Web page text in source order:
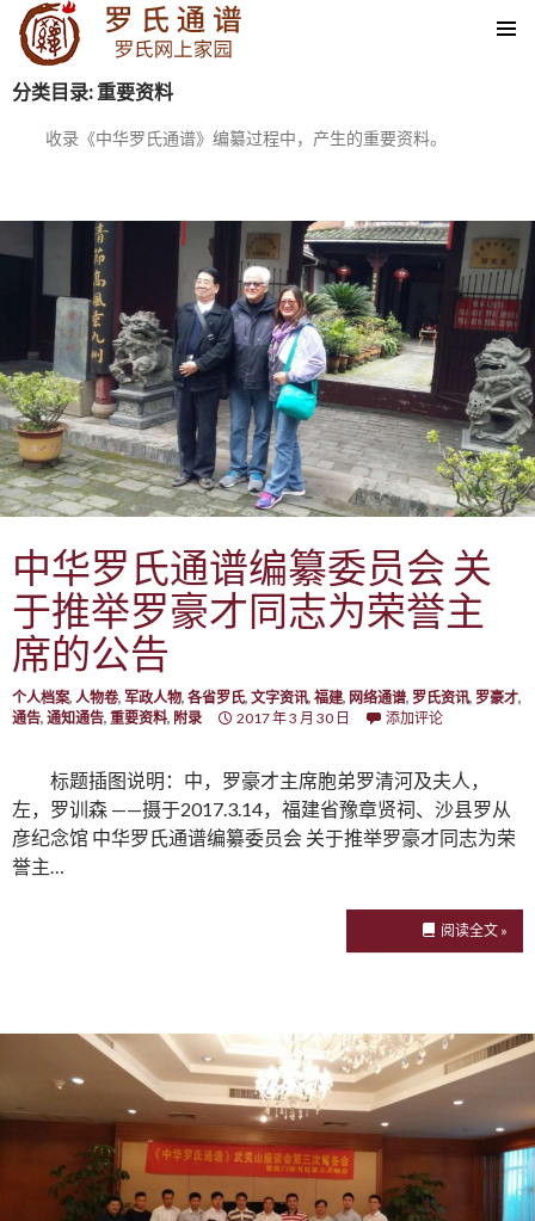
SKIP TO CONTENT
分类目录: 重要资料
收录《中华罗氏通谱》编纂过程中，产生的重要资料。
中华罗氏通谱编纂委员会 关
于推举罗豪才同志为荣誉主
席的公告
个人档案, 人物卷, 军政人物, 各省罗氏, 文字资讯, 福建, 网络通谱, 罗氏资讯, 罗豪才,
通告, 通知通告, 重要资料, 附录 2017 年 3 月 30 日 添加评论
标题插图说明：中，罗豪才主席胞弟罗清河及夫人，
左，罗训森 ——摄于2017.3.14，福建省豫章贤祠、沙县罗从
彦纪念馆 中华罗氏通谱编纂委员会 关于推举罗豪才同志为荣
誉主…
阅读全文 »